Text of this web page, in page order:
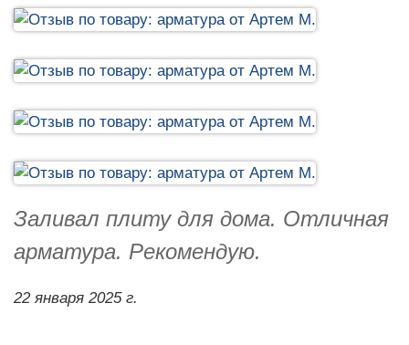
Заливал плиту для дома. Отличная
арматура. Рекомендую.
22 января 2025 г.